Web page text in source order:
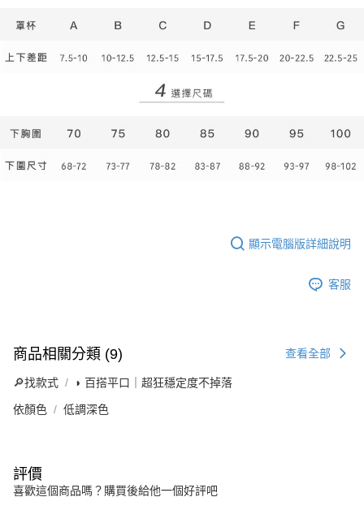
顯示電腦版詳細說明
客服
商品相關分類 (9) 查看全部
🔎找款式 ◗ 百搭平口｜超狂穩定度不掉落
依顏色 低調深色
評價
喜歡這個商品嗎？購買後給他一個好評吧